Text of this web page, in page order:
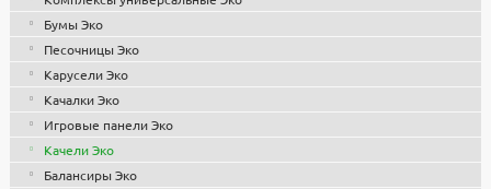
Бумы Эко
Песочницы Эко
Карусели Эко
Качалки Эко
Игровые панели Эко
Качели Эко
Балансиры Эко